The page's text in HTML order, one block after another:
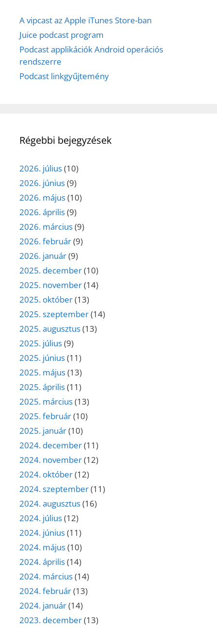
A vipcast az Apple iTunes Store-ban
Juice podcast program
Podcast applikációk Android operációs
rendszerre
Podcast linkgyűjtemény
Régebbi bejegyzések
2026. július(10)
2026. június(9)
2026. május(10)
2026. április(9)
2026. március(9)
2026. február(9)
2026. január(9)
2025. december(10)
2025. november(14)
2025. október(13)
2025. szeptember(14)
2025. augusztus(13)
2025. július(9)
2025. június(11)
2025. május(13)
2025. április(11)
2025. március(13)
2025. február(10)
2025. január(10)
2024. december(11)
2024. november(12)
2024. október(12)
2024. szeptember(11)
2024. augusztus(16)
2024. július(12)
2024. június(11)
2024. május(10)
2024. április(14)
2024. március(14)
2024. február(13)
2024. január(14)
2023. december(13)